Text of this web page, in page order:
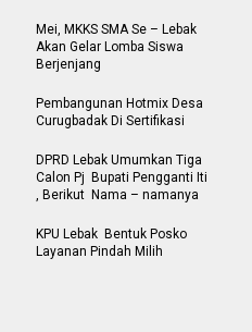
Mei, MKKS SMA Se – Lebak
Akan Gelar Lomba Siswa
Berjenjang
Pembangunan Hotmix Desa
Curugbadak Di Sertifikasi
DPRD Lebak Umumkan Tiga
Calon Pj Bupati Pengganti Iti
, Berikut Nama – namanya
KPU Lebak Bentuk Posko
Layanan Pindah Milih